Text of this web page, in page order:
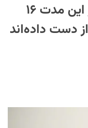
مدیر عامل ایران‌تلنت: در این مدت ۱۶
دست داده‌اند